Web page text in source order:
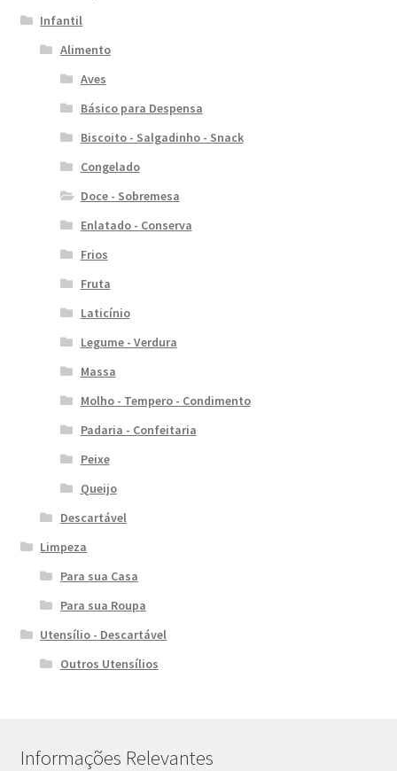
Infantil
Alimento
Aves
Básico para Despensa
Biscoito - Salgadinho - Snack
Congelado
Doce - Sobremesa
Enlatado - Conserva
Frios
Fruta
Laticínio
Legume - Verdura
Massa
Molho - Tempero - Condimento
Padaria - Confeitaria
Peixe
Queijo
Descartável
Limpeza
Para sua Casa
Para sua Roupa
Utensílio - Descartável
Outros Utensílios
Informações Relevantes